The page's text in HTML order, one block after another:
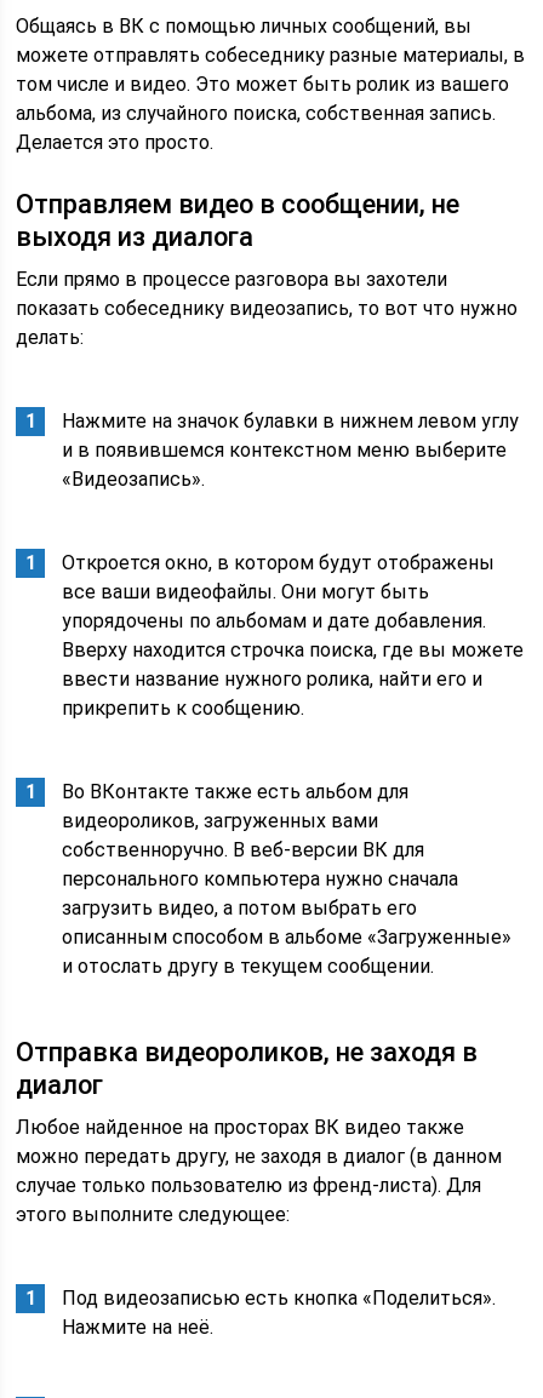
Общаясь в ВК с помощью личных сообщений, вы
можете отправлять собеседнику разные материалы, в
том числе и видео. Это может быть ролик из вашего
альбома, из случайного поиска, собственная запись.
Делается это просто.
Отправляем видео в сообщении, не
выходя из диалога
Если прямо в процессе разговора вы захотели
показать собеседнику видеозапись, то вот что нужно
делать:
Нажмите на значок булавки в нижнем левом углу
и в появившемся контекстном меню выберите
«Видеозапись».
Откроется окно, в котором будут отображены
все ваши видеофайлы. Они могут быть
упорядочены по альбомам и дате добавления.
Вверху находится строчка поиска, где вы можете
ввести название нужного ролика, найти его и
прикрепить к сообщению.
Во ВКонтакте также есть альбом для
видеороликов, загруженных вами
собственноручно. В веб-версии ВК для
персонального компьютера нужно сначала
загрузить видео, а потом выбрать его
описанным способом в альбоме «Загруженные»
и отослать другу в текущем сообщении.
Отправка видеороликов, не заходя в
диалог
Любое найденное на просторах ВК видео также
можно передать другу, не заходя в диалог (в данном
случае только пользователю из френд-листа). Для
этого выполните следующее:
Под видеозаписью есть кнопка «Поделиться».
Нажмите на неё.